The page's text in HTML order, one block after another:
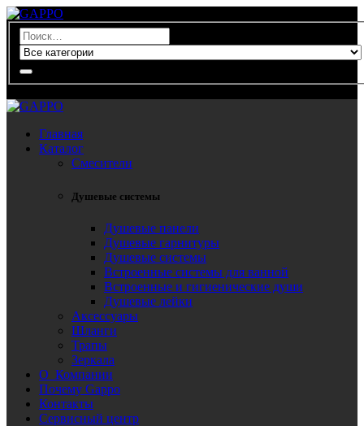
Главная
Каталог
Смесители
Душевые системы
Душевые панели
Душевые гарнитуры
Душевые системы
Встроенные системы для ванной
Встроенные и гигиенические души
Душевые лейки
Аксессуары
Шланги
Трапы
Зеркала
О Компании
Почему Gappo
Контакты
Сервисный центр